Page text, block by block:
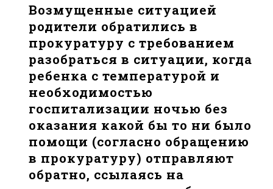
Возмущенные ситуацией
родители обратились в
прокуратуру с требованием
разобраться в ситуации, когда
ребенка с температурой и
необходимостью
госпитализации ночью без
оказания какой бы то ни было
помощи (согласно обращению
в прокуратуру) отправляют
обратно, ссылаясь на